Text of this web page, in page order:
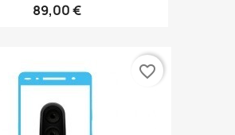
89,00 €
favorite_border